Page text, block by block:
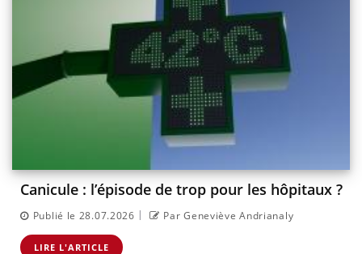
Canicule : l’épisode de trop pour les hôpitaux ?
Publié le 28.07.2026 | Par Geneviève Andrianaly
LIRE L'ARTICLE